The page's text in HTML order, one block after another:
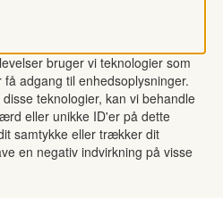
bruger vi teknologier som
adgang til enhedsoplysninger.
teknologier, kan vi behandle
eller unikke ID'er på dette
samtykke eller trækker dit
en negativ indvirkning på visse